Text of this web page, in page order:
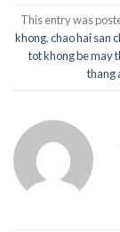
This entry was
khong,chao hai san
tot khong be may
thang